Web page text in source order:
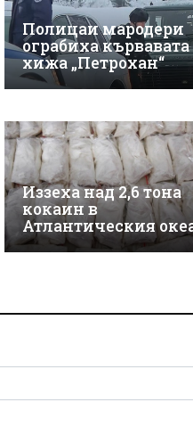
Полицаи мародери
ограбиха кървавата
хижа „Петрохан“
Иззеха над 2,6 тона
кокаин в
Атлантическия